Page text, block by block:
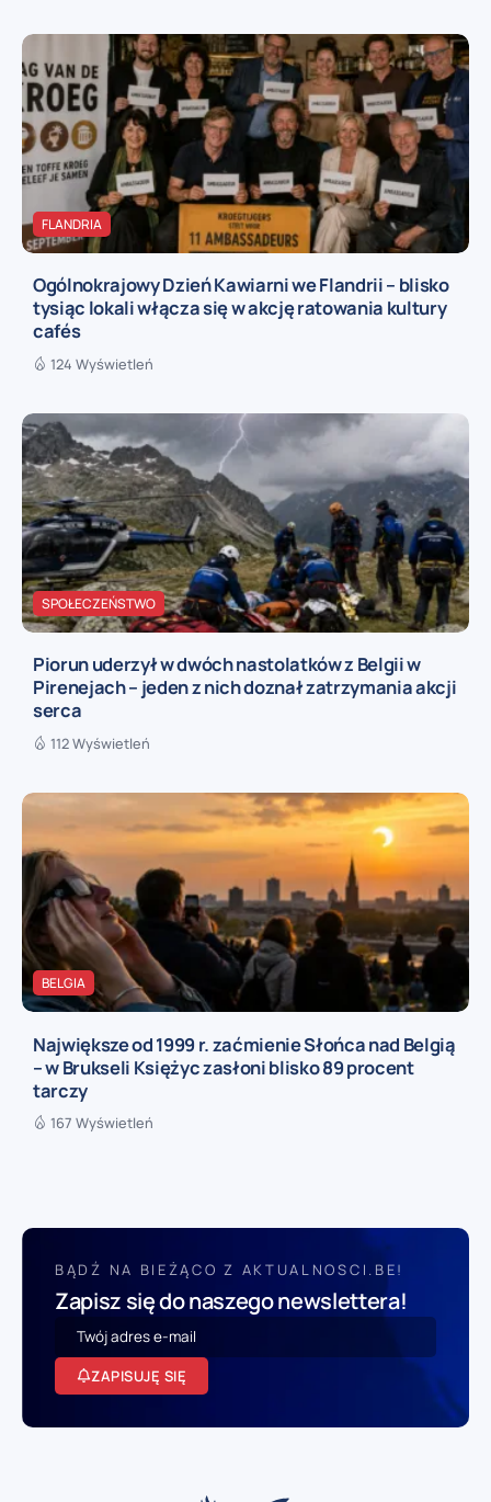
FLANDRIA
Ogólnokrajowy Dzień Kawiarni we Flandrii – blisko
tysiąc lokali włącza się w akcję ratowania kultury
cafés
124 Wyświetleń
SPOŁECZEŃSTWO
Piorun uderzył w dwóch nastolatków z Belgii w
Pirenejach – jeden z nich doznał zatrzymania akcji
serca
112 Wyświetleń
BELGIA
Największe od 1999 r. zaćmienie Słońca nad Belgią
– w Brukseli Księżyc zasłoni blisko 89 procent
tarczy
167 Wyświetleń
BĄDŹ NA BIEŻĄCO Z AKTUALNOSCI.BE!
Zapisz się do naszego newslettera!
ZAPISUJĘ SIĘ